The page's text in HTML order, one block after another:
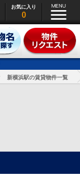
お気に入り
0
新横浜駅の賃貸物件一覧